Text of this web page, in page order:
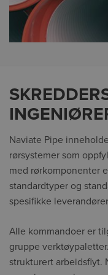
Naviate Pipe
rørsystemer som
med rørkomponenter
standardtyper og
spesifikke
Alle kommandoer er
gruppe
strukturert arbeidsflyt.